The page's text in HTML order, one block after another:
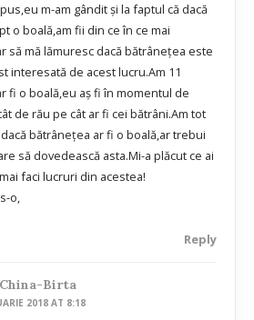
m-am gândit și la faptul că dacă
o boală,am fii din ce în ce mai
să mă lămuresc dacă bătrânețea este
interesată de acest lucru.Am 11
fi o boală,eu aș fi în momentul de
de rău pe cât ar fi cei bătrâni.Am tot
bătrânețea ar fi o boală,ar trebui
să dovedească asta.Mi-a plăcut ce ai
faci lucruri din acestea!
o,
Reply
Birta
2018 AT 8:18